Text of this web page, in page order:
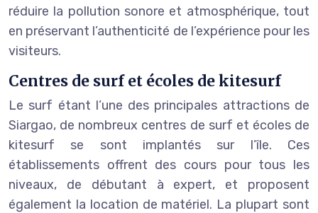
réduire la pollution sonore et atmosphérique, tout
en préservant l’authenticité de l’expérience pour les
visiteurs.
Centres de surf et écoles de kitesurf
Le surf étant l’une des principales attractions de
Siargao, de nombreux centres de surf et écoles de
kitesurf se sont implantés sur l’île. Ces
établissements offrent des cours pour tous les
niveaux, de débutant à expert, et proposent
également la location de matériel. La plupart sont